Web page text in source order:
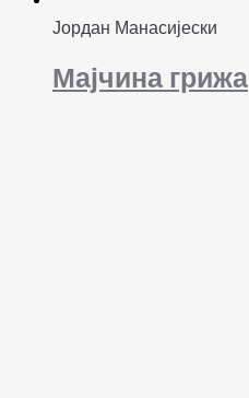
Јордан Манасијески
Мајчина грижа